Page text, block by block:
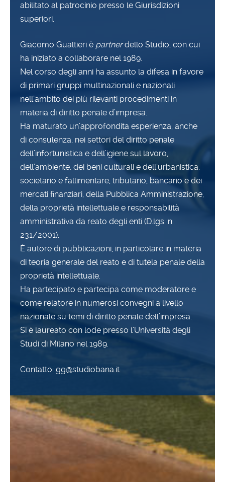
abilitato al patrocinio presso le Giurisdizioni
superiori.
Giacomo Gualtieri è partnerdello Studio, con cui
ha iniziato a collaborare nel 1989.
Nel corso degli anni ha assunto la difesa in favore
di primari gruppi multinazionali e nazionali
nell’ambito dei più rilevanti procedimenti in
materia di diritto penale d’impresa.
Ha maturato un’approfondita esperienza, anche
di consulenza, nei settori del diritto penale
dell’infortunistica e dell’igiene sul lavoro,
dell’ambiente, dei beni culturali e dell’urbanistica,
societario e fallimentare, tributario, bancario e dei
mercati finanziari, della Pubblica Amministrazione,
della proprietà intellettuale e responsabilità
amministrativa da reato degli enti (D.lgs. n.
231/2001).
È autore di pubblicazioni, in particolare in materia
di teoria generale del reato e di tutela penale della
proprietà intellettuale.
Ha partecipato e partecipa come moderatore e
come relatore in numerosi convegni a livello
nazionale su temi di diritto penale dell’impresa.
Si è laureato con lode presso l’Università degli
Studi di Milano nel 1989.
Contatto: gg@studiobana.it